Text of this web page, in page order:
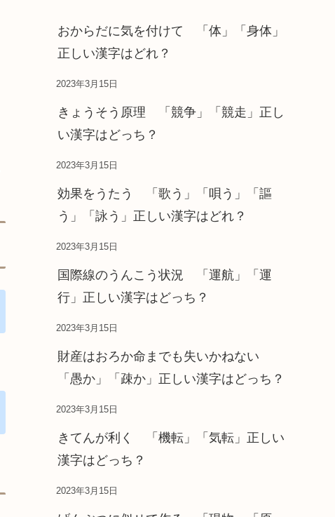
おからだに気を付けて 「体」「身体」
正しい漢字はどれ？
2023年3月15日
きょうそう原理 「競争」「競走」正し
い漢字はどっち？
2023年3月15日
効果をうたう 「歌う」「唄う」「謳
う」「詠う」正しい漢字はどれ？
2023年3月15日
国際線のうんこう状況 「運航」「運
行」正しい漢字はどっち？
2023年3月15日
財産はおろか命までも失いかねない
「愚か」「疎か」正しい漢字はどっち？
2023年3月15日
きてんが利く 「機転」「気転」正しい
漢字はどっち？
2023年3月15日